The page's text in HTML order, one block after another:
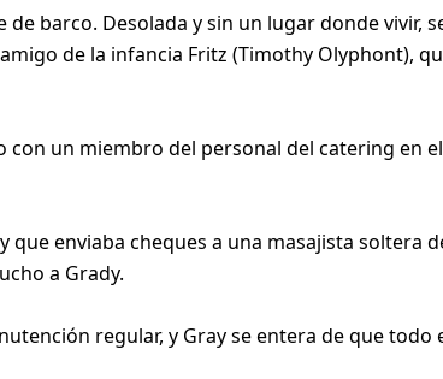
barco. Desolada y sin un lugar donde vivir,
de la infancia Fritz (Timothy Olyphont),
un miembro del personal del catering en
enviaba cheques a una masajista soltera
a Grady.
regular, y Gray se entera de que todo